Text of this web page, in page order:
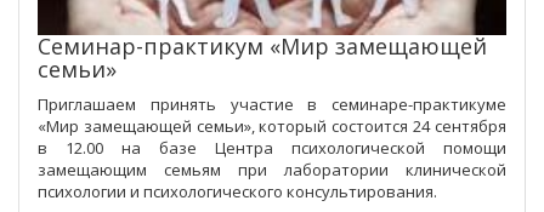
Семинар-практикум «Мир замещающей
семьи»
Приглашаем принять участие в семинаре-практикуме
«Мир замещающей семьи», который состоится 24 сентября
в 12.00 на базе Центра психологической помощи
замещающим семьям при лаборатории клинической
психологии и психологического консультирования.